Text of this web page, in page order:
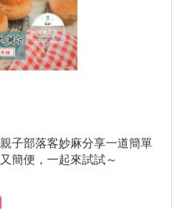
子部落客妙麻分享一道簡單
簡便，一起來試試～